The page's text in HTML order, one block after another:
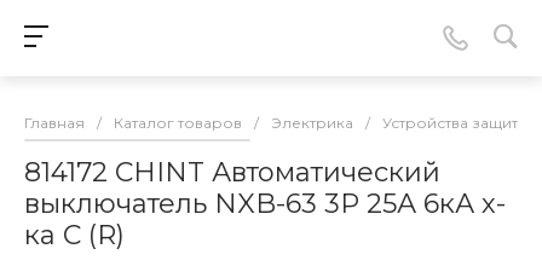
Главная / Каталог товаров / Электрика / Устройства защиты
814172 CHINT Автоматический
выключатель NXB-63 3P 25А 6кА х-
ка C (R)